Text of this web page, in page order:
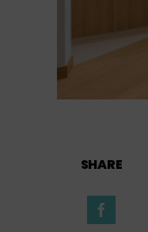
SHARE